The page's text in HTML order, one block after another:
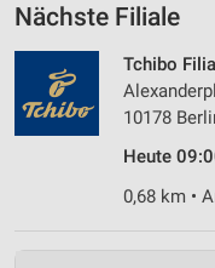
Nächste Filiale
Tchibo
10178
Heute
0,68 km •